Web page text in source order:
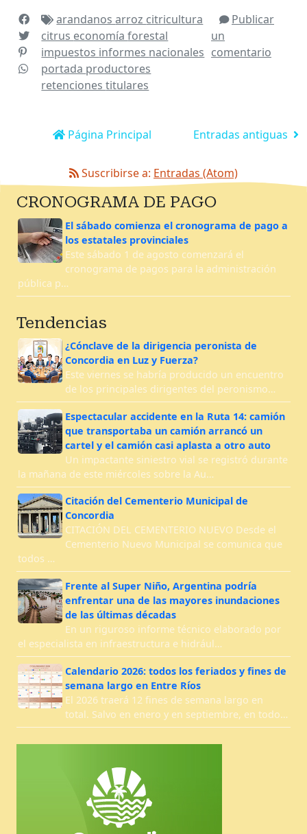
arandanosarroz citricultura
citrus economíaforestal
impuestos informes nacionales
portada productores
retencionestitulares
Publicar
un
comentario
Entradas antiguas
Página Principal
Suscribirse a: Entradas (Atom)
CRONOGRAMA DE PAGO
El sábado comienza el cronograma de pago a
los estatales provinciales
Este sábado 1 de agosto comenzará el
cronograma de pagos para la administración
pública p…
Tendencias
¿Cónclave de la dirigencia peronista de
Concordia en Luz y Fuerza?
Este viernes se habría producido un encuentro
de los principales dirigentes del peronismo…
Espectacular accidente en la Ruta 14: camión
que transportaba un camión arrancó un
cartel y el camión casi aplasta a otro auto
Un impactante siniestro vial se registró durante
la mañana de este miércoles sobre la Au…
Citación del Cementerio Municipal de
Concordia
CITACIÓN DEL CEMENTERIO NUEVO Desde el
Cementerio Nuevo Municipal se comunica que
todos …
Frente al Super Niño, Argentina podría
enfrentar una de las mayores inundaciones
de las últimas décadas
En un riguroso informe técnico elaborado por
el especialista en infraestructura e hidrául…
Calendario 2026: todos los feriados y fines de
semana largo en Entre Ríos
El 2026 traerá 12 fines de semana largo en
total. Salvo en enero y en septiembre, en todo…